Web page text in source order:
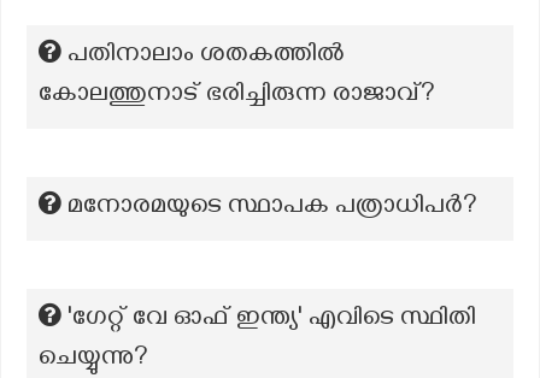
പതിനാലാം ശതകത്തിൽ
കോലത്തുനാട് ഭരിച്ചിരുന്ന രാജാവ്?
മനോരമയുടെ സ്ഥാപക പത്രാധിപര്‍?
'ഗേറ്റ് വേ ഓഫ് ഇന്ത്യ' എവിടെ സ്ഥിതി
ചെയ്യുന്നു?